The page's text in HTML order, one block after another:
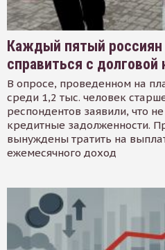
Каждый пятый
справиться с долговой
В опросе, проведенном на
среди 1,2 тыс. человек
респондентов заявили, что
кредитные задолженности.
вынуждены тратить на
ежемесячного доход